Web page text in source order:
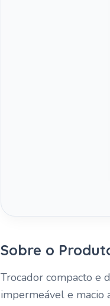
Sobre o
Trocador compacto e
impermeável e macio